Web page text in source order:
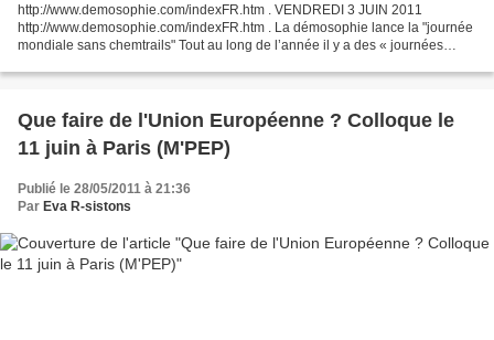
http://www.demosophie.com/indexFR.htm . VENDREDI 3 JUIN 2011
http://www.demosophie.com/indexFR.htm . La démosophie lance la "journée
mondiale sans chemtrails" Tout au long de l’année il y a des « journées
Que faire de l'Union Européenne ? Colloque le
11 juin à Paris (M'PEP)
Publié le 28/05/2011 à 21:36
Par Eva R-sistons